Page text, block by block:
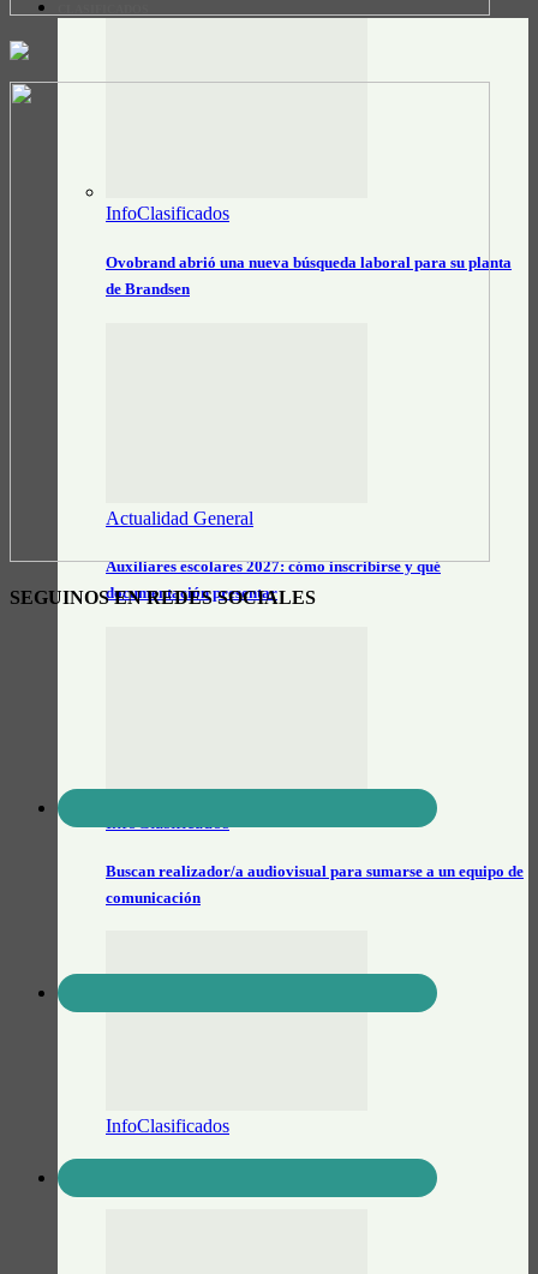
InfoClasificados
Ovobrand abrió una nueva búsqueda laboral para su planta
de Brandsen
Actualidad General
Auxiliares escolares 2027: cómo inscribirse y qué
documentación presentar
Buscan realizador/a audiovisual para sumarse a un equipo de
comunicación
InfoClasificados
SEGUINOS EN REDES SOCIALES